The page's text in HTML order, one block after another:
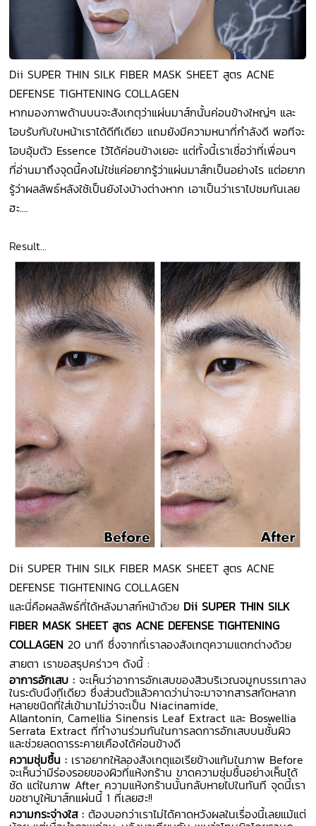
Dii SUPER THIN SILK FIBER MASK SHEET สูตร ACNE
DEFENSE TIGHTENING COLLAGEN
หากมองภาพด้านบนจะสังเกตุว่าแผ่นมาส์กนั้นค่อนข้างใหญ่ๆ และ
โอบรับกับใบหน้าเราได้ดีทีเดียว แถมยังมีความหนาที่กำลังดี พอทีจะ
โอบอุ้มตัว Essence ไว้ได้ค่อนข้างเยอะ แต่ทั้งนี้เราเชื่อว่าที่เพื่อนๆ
ที่อ่านมาถึงจุดนี้คงไม่ใช่แค่อยากรู้ว่าแผ่นมาส์กเป็นอย่างไร แต่อยาก
รู้ว่าผลลัพธ์หลังใช้เป็นยังไงบ้างต่างหาก เอาเป็นว่าเราไปชมกันเลย
ฮะ....
Result...
Dii SUPER THIN SILK FIBER MASK SHEET สูตร ACNE
DEFENSE TIGHTENING COLLAGEN
และนี่คือผลลัพธ์ที่ได้หลังมาสก์หน้าด้วย Dii SUPER THIN SILK
FIBER MASK SHEET สูตร ACNE DEFENSE TIGHTENING
COLLAGEN20 นาที ซึ่งจากที่เราลองสังเกตุความแตกต่างด้วย
สายตา เราขอสรุปคร่าวๆ ดังนี้ :
อาการอักเสบ :จะเห็นว่าอาการอักเสบของสิวบริเวณจมูกบรรเทาลง
ในระดับนึงทีเดียว ซึ่งส่วนตัวแล้วคาดว่าน่าจะมาจากสารสกัดหลาก
หลายชนิดที่ใส่เข้ามาไม่ว่าจะเป็น Niacinamide,
Allantonin, Camellia Sinensis Leaf Extract และ Boswellia
Serrata Extract ที่ทำงานร่วมกันในการลดการอักเสบบนชั้นผิว
และช่วยลดดารระคายเคืองได้ค่อนข้างดี
ความชุ่มชื้น : เราอยากให้ลองสังเกตุแอเรียข้างแก้มในภาพ Before
จะเห็นว่ามีร่องรอยของผิวที่แห้งกร้าน ขาดความชุ่มชื้นอย่างเห็นได้
ชัด แต่ในภาพ After ความแห้งกร้านนั้นกลับหายไปในทันที จุดนี้เรา
ขอชาบูให้มาส์กแผ่นนี้ 1 ที่เลยฮะ!!
ความกระจ่างใส : ต้องบอกว่าเราไม่ได้คาดหวังผลในเรื่องนี้เลยแม้แต่